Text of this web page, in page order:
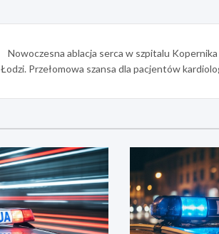
Nowoczesna ablacja serca w szpitalu
Łodzi. Przełomowa szansa dla pacjentów